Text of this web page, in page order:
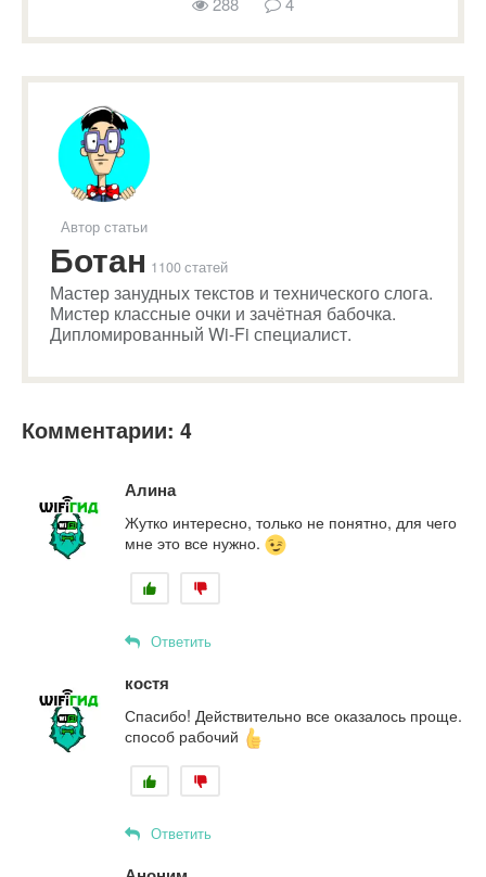
Автор статьи
Ботан 1100 статей
Мастер занудных текстов и технического слога.
Мистер классные очки и зачётная бабочка.
Дипломированный Wi-Fi специалист.
Комментарии: 4
Алина
Жутко интересно, только не понятно, для чего
мне это все нужно.
Ответить
костя
Спасибо! Действительно все оказалось проще.
способ рабочий
Ответить